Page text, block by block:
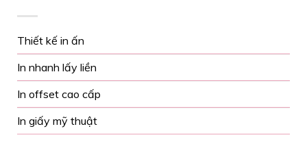
Thiết kế in ấn
In nhanh lấy liền
In offset cao cấp
In giấy mỹ thuật